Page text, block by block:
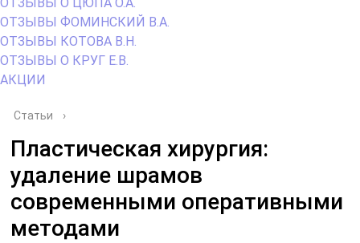
ОТЗЫВЫ ФОМИНСКИЙ В.А.
ОТЗЫВЫ КОТОВА В.Н.
ОТЗЫВЫ О КРУГ Е.В.
АКЦИИ
Статьи ›
Пластическая хирургия:
удаление шрамов
современными оперативными
методами